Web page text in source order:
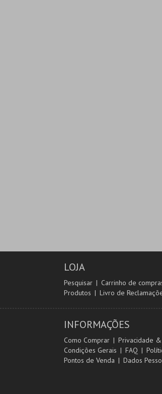
LOJA
Pesquisar Carrinho de
Produtos
Livro de
INFORMAÇÕES
Como Comprar
Privacidade
Condições Gerais
FAQ
Pontos de Venda
Dados